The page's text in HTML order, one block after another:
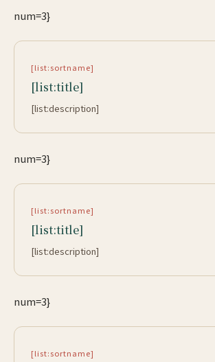
num=3}
[list:sortname]
[list:title]
[list:description]
num=3}
[list:sortname]
[list:title]
[list:description]
num=3}
[list:sortname]